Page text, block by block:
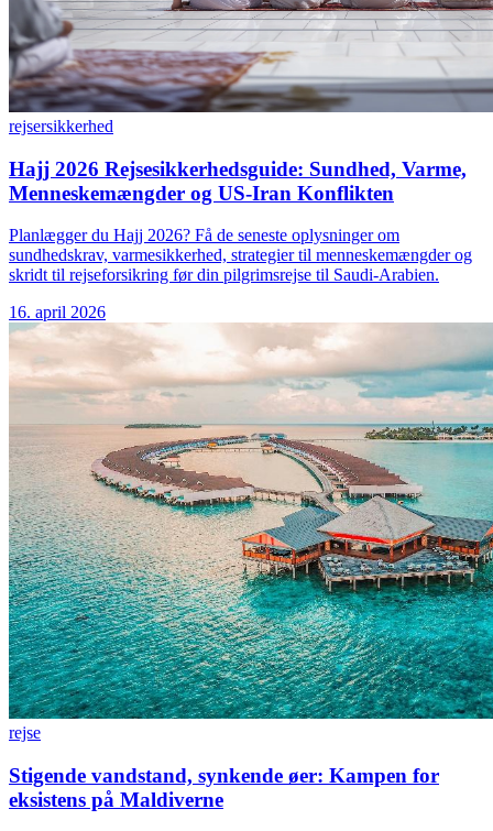
rejsersikkerhed
Hajj 2026 Rejsesikkerhedsguide: Sundhed, Varme,
Menneskemængder og US-Iran Konflikten
Planlægger du Hajj 2026? Få de seneste oplysninger om
sundhedskrav, varmesikkerhed, strategier til menneskemængder og
skridt til rejseforsikring før din pilgrimsrejse til Saudi-Arabien.
16. april 2026
rejse
Stigende vandstand, synkende øer: Kampen for
eksistens på Maldiverne